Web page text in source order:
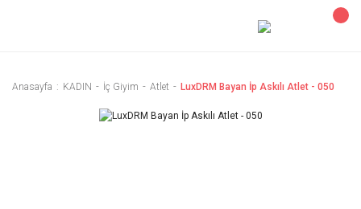
Anasayfa KADIN İç Giyim Atlet LuxDRM Bayan İp Askılı Atlet - 050